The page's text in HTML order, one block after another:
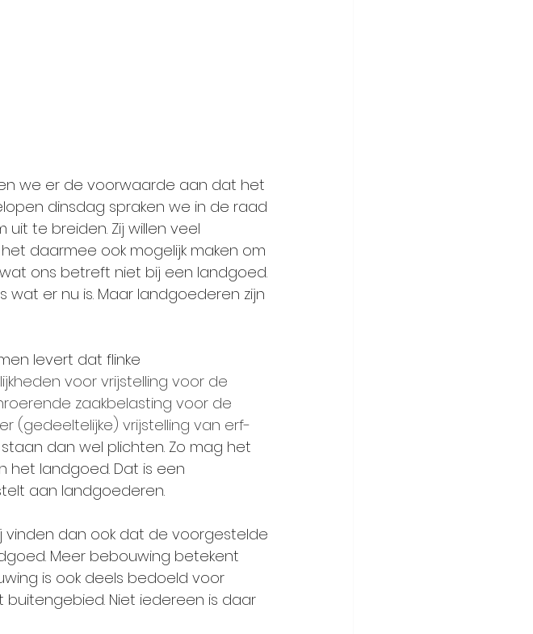
we er de voorwaarde aan dat het
dinsdag spraken we in de raad
te breiden. Zij willen veel
daarmee ook mogelijk maken om
ons betreft niet bij een landgoed.
wat er nu is. Maar landgoederen zijn
levert dat flinke
voor vrijstelling voor de
zaakbelasting voor de
(gedeeltelijke) vrijstelling van erf-
dan wel plichten. Zo mag het
het landgoed. Dat is een
aan landgoederen.
vinden dan ook dat de voorgestelde
Meer bebouwing betekent
is ook deels bedoeld voor
Niet iedereen is daar